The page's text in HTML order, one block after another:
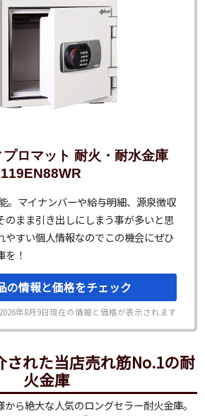
ロマット 耐火・耐水金庫
。マイナンバーや給与明細、源泉徴収
のまま引き出しにしまう事が多いと思
やすい個人情報なのでこの機会にぜひ
を！
の情報と価格をチェック
2026年8月9日現在の情報と価格が表示されます
された当店売れ筋No.1の耐
火金庫
ら絶大な人気のロングセラー耐火金庫。